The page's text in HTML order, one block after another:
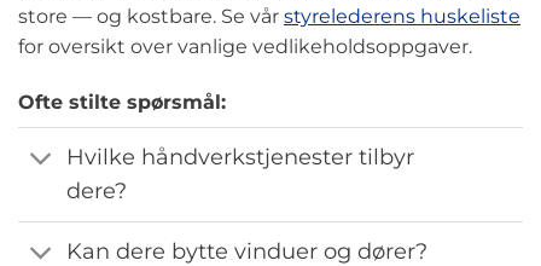
store — og kostbare. Se vår styrelederens huskeliste
for oversikt over vanlige vedlikeholdsoppgaver.
Ofte stilte spørsmål:
Hvilke håndverkstjenester tilbyr
dere?
Kan dere bytte vinduer og dører?